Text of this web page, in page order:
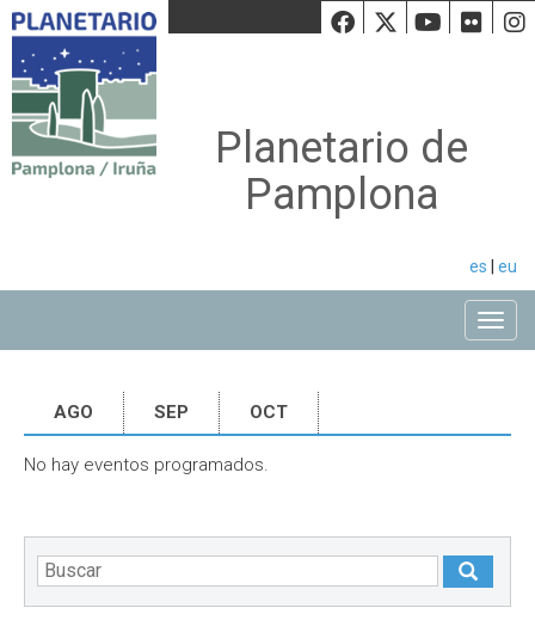
Facebook
Twiiter
Planetario de
Pamplona
es eu
AGO SEP OCT
No hay eventos programados.